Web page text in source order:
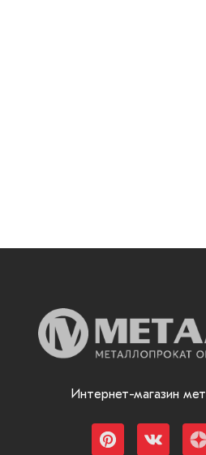
Интернет-магазин